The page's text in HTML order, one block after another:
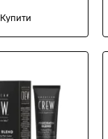
Купити